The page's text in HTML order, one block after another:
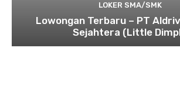
LOKER SMA/SMK
Lowongan Terbaru – PT
Sejahtera (Little